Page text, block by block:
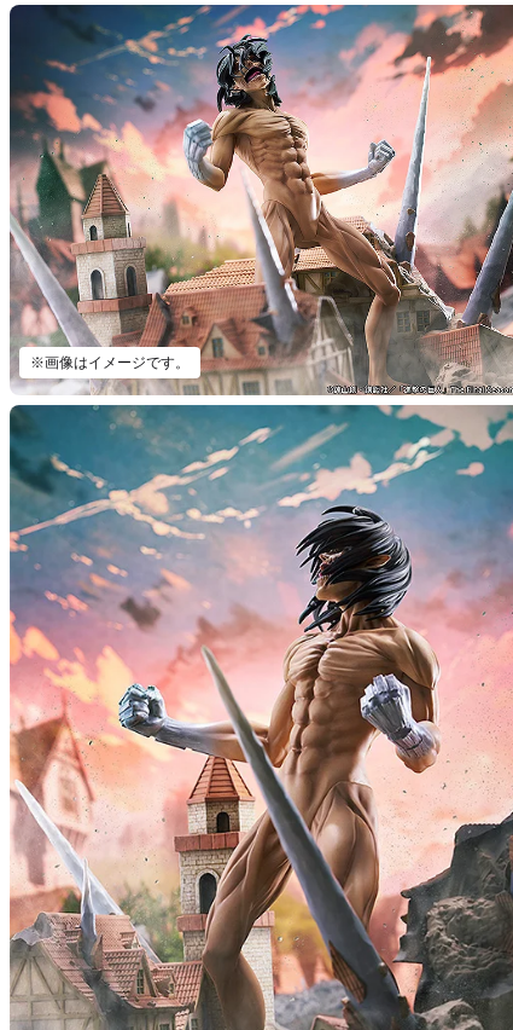
※画像はイメージです。